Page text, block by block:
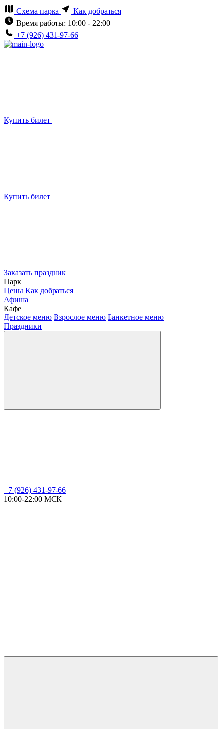
Схема парка
Как добраться
Время работы: 10:00 - 22:00
+7 (926) 431-97-66
Купить билет
Купить билет
Заказать праздник
Парк
Цены Как добраться
Афиша
Кафе
Детское меню Взрослое меню Банкетное меню
Праздники
+7 (926) 431-97-66
10:00-22:00 МСК